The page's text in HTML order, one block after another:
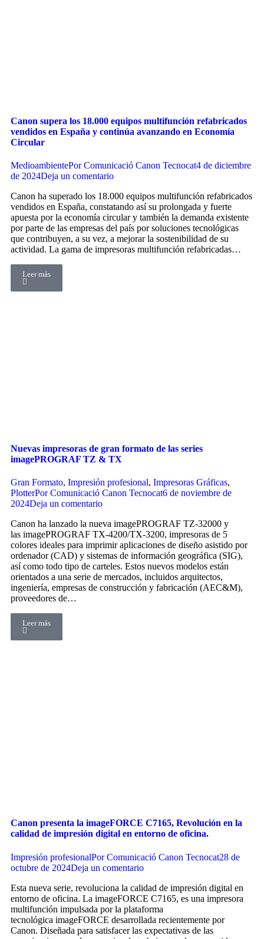
Canon supera los 18.000 equipos multifunción refabricados
vendidos en España y continúa avanzando en Economía
Circular
MedioambientePorComunicació Canon Tecnocat4 de diciembre
de 2024Deja un comentario
Canon ha superado los 18.000 equipos multifunción refabricados
vendidos en España, constatando así su prolongada y fuerte
apuesta por la economía circular y también la demanda existente
por parte de las empresas del país por soluciones tecnológicas
que contribuyen, a su vez, a mejorar la sostenibilidad de su
actividad. La gama de impresoras multifunción refabricadas…
Leer más
Nuevas impresoras de gran formato de las series
imagePROGRAF TZ & TX
Gran Formato, Impresión profesional, Impresoras Gráficas,
PlotterPorComunicació Canon Tecnocat6 de noviembre de
2024Deja un comentario
Canon ha lanzado la nueva imagePROGRAF TZ-32000 y
las imagePROGRAF TX-4200/TX-3200, impresoras de 5
colores ideales para imprimir aplicaciones de diseño asistido por
ordenador (CAD) y sistemas de información geográfica (SIG),
así como todo tipo de carteles. Estos nuevos modelos están
orientados a una serie de mercados, incluidos arquitectos,
ingeniería, empresas de construcción y fabricación (AEC&M),
proveedores de…
Leer más
Canon presenta la imageFORCE C7165, Revolución en la
calidad de impresión digital en entorno de oficina.
Impresión profesionalPorComunicació Canon Tecnocat28 de
octubre de 2024Deja un comentario
Esta nueva serie, revoluciona la calidad de impresión digital en
entorno de oficina. La imageFORCE C7165, es una impresora
multifunción impulsada por la plataforma
tecnológica imageFORCE desarrollada recientemente por
Canon. Diseñada para satisfacer las expectativas de las